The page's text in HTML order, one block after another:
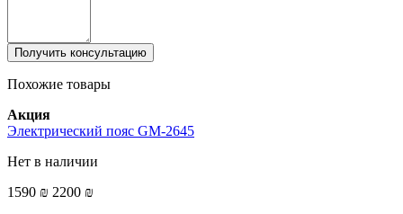
Получить консультацию
Похожие товары
Акция
Электрический пояс GM-2645
Нет в наличии
1590 ₪ 2200 ₪